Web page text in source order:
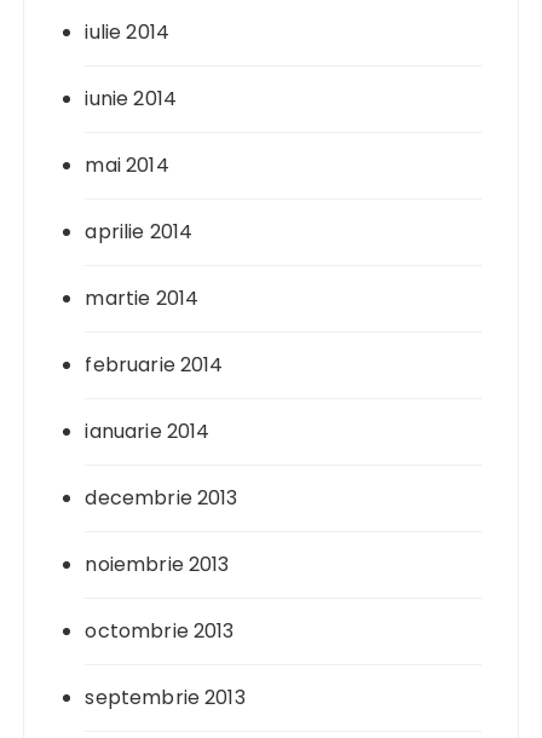
iulie 2014
iunie 2014
mai 2014
aprilie 2014
martie 2014
februarie 2014
ianuarie 2014
decembrie 2013
noiembrie 2013
octombrie 2013
septembrie 2013